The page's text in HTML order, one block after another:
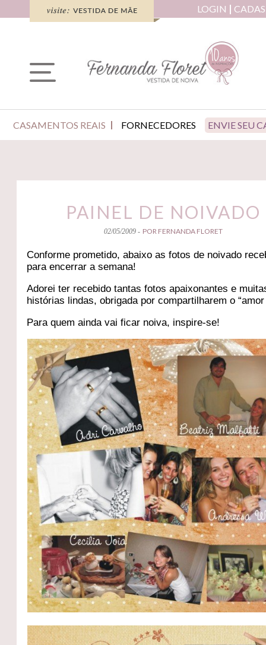
LOGIN
CASAMENTOS REAIS FORNECEDORES ENVIE SEU
PAINEL DE NOIVADO
02/05/2009 - POR FERNANDA FLORET
Conforme prometido, abaixo as fotos de noivado
para encerrar a semana!
Adorei ter recebido tantas fotos apaixonantes e
histórias lindas, obrigada por compartilharem o “amor
Para quem ainda vai ficar noiva, inspire-se!